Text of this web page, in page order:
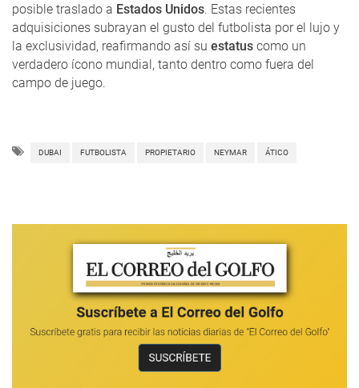
posible traslado a Estados Unidos. Estas recientes
adquisiciones subrayan el gusto del futbolista por el lujo y
la exclusividad, reafirmando así su estatus como un
verdadero ícono mundial, tanto dentro como fuera del
campo de juego.
DUBAI FUTBOLISTA PROPIETARIO NEYMAR ÁTICO